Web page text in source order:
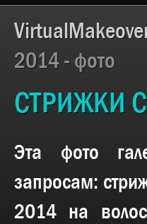
2014 - фото
СТРИЖКИ
Эта фото
запросам:
2014 на